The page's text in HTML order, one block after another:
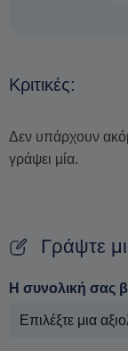
Κριτικές:
Δεν υπάρχουν
γράψει μία.
Γράψτε
Η συνολική σας